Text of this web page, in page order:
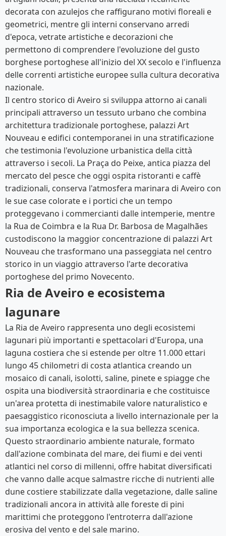
decorata con azulejos che raffigurano motivi floreali e
geometrici, mentre gli interni conservano arredi
d'epoca, vetrate artistiche e decorazioni che
permettono di comprendere l'evoluzione del gusto
borghese portoghese all'inizio del XX secolo e l'influenza
delle correnti artistiche europee sulla cultura decorativa
nazionale.
Il centro storico di Aveiro si sviluppa attorno ai canali
principali attraverso un tessuto urbano che combina
architettura tradizionale portoghese, palazzi Art
Nouveau e edifici contemporanei in una stratificazione
che testimonia l'evoluzione urbanistica della città
attraverso i secoli. La Praça do Peixe, antica piazza del
mercato del pesce che oggi ospita ristoranti e caffè
tradizionali, conserva l'atmosfera marinara di Aveiro con
le sue case colorate e i portici che un tempo
proteggevano i commercianti dalle intemperie, mentre
la Rua de Coimbra e la Rua Dr. Barbosa de Magalhães
custodiscono la maggior concentrazione di palazzi Art
Nouveau che trasformano una passeggiata nel centro
storico in un viaggio attraverso l'arte decorativa
portoghese del primo Novecento.
Ria de Aveiro e ecosistema
lagunare
La Ria de Aveiro rappresenta uno degli ecosistemi
lagunari più importanti e spettacolari d'Europa, una
laguna costiera che si estende per oltre 11.000 ettari
lungo 45 chilometri di costa atlantica creando un
mosaico di canali, isolotti, saline, pinete e spiagge che
ospita una biodiversità straordinaria e che costituisce
un'area protetta di inestimabile valore naturalistico e
paesaggistico riconosciuta a livello internazionale per la
sua importanza ecologica e la sua bellezza scenica.
Questo straordinario ambiente naturale, formato
dall'azione combinata del mare, dei fiumi e dei venti
atlantici nel corso di millenni, offre habitat diversificati
che vanno dalle acque salmastre ricche di nutrienti alle
dune costiere stabilizzate dalla vegetazione, dalle saline
tradizionali ancora in attività alle foreste di pini
marittimi che proteggono l'entroterra dall'azione
erosiva del vento e del sale marino.